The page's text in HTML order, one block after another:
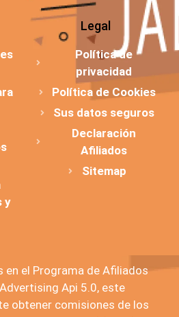
y
Legal
Política de
privacidad
Política de Cookies
Sus datos seguros
Declaración
Afiliados
Sitemap
en el Programa de Afiliados
Api 5.0, este
obtener comisiones de los